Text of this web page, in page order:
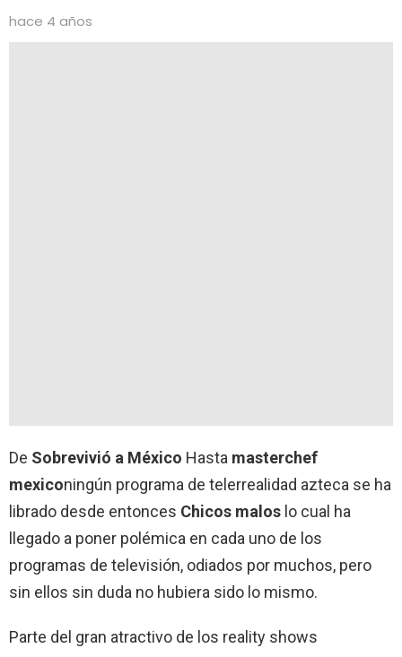
hace 4 años
De Sobrevivió a México Hasta masterchef
mexiconingún programa de telerrealidad azteca se ha
librado desde entonces Chicos malos lo cual ha
llegado a poner polémica en cada uno de los
programas de televisión, odiados por muchos, pero
sin ellos sin duda no hubiera sido lo mismo.
Parte del gran atractivo de los reality shows